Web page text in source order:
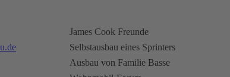
James Cook Freunde
Selbstausbau eines Sprinters
Ausbau von Familie Basse